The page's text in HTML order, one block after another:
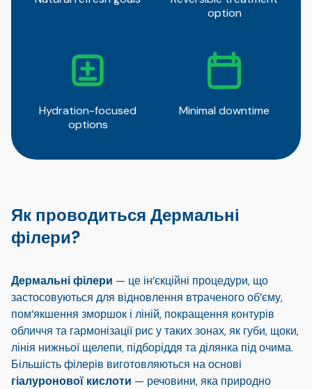
option
Hydration-focused
options
Minimal downtime
Як проводиться Дермальні
філери?
Дермальні філери — це ін’єкційні процедури, що
застосовуються для відновлення втраченого об’єму,
пом’якшення зморшок і ліній, покращення контурів
обличчя та гармонізації рис у таких зонах, як губи, щоки,
лінія нижньої щелепи, підборіддя та ділянка під очима.
Більшість філерів виготовляються на основі
гіалуронової кислоти — речовини, яка природно